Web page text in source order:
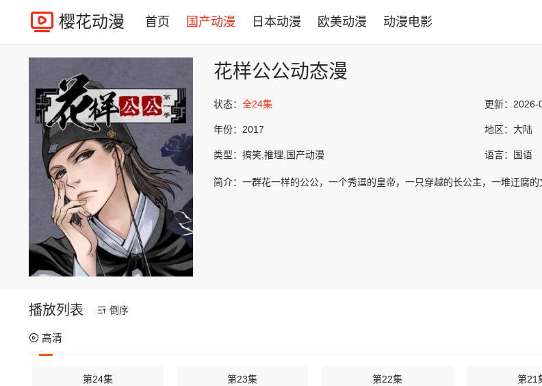
樱花动漫 首页 国产动漫 日本动漫 欧美动漫 动漫电影
花样公公动态漫
状态： 全24集 更新： 2026-
年份： 2017 地区： 大陆
类型： 搞笑,推理,国产动漫 语言： 国语
简介： 一群花一样的公公，一个秀逗的皇帝，一只穿越的长公主，一堆迂腐
播放列表 倒序
高清
第24集 第23集 第22集 第21